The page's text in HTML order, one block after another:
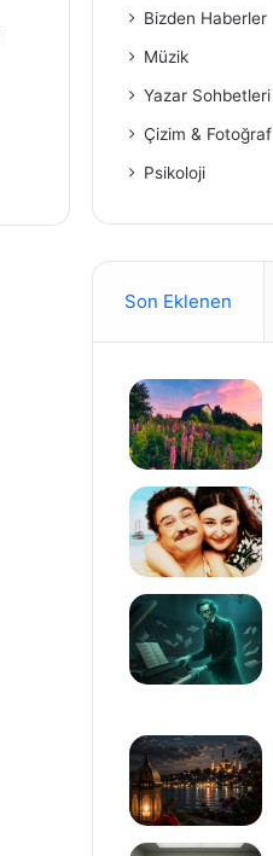
Bizden Haberler
Müzik
Yazar Sohbetleri
Çizim & Fotoğraf
Psikoloji
Son Eklenen